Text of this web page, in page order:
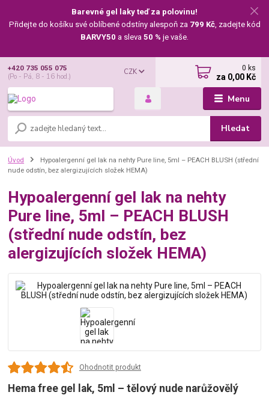
Barevné gel laky teď za polovinu!
Přidejte do košíku své oblíbené odstíny alespoň za 799 Kč, zadejte kód
BARVY50 a sleva 50 % je vaše.
Menu
CZK
Hledat
+420 735 055 075
(Po - Pá, 8 - 16 hod.)
0 ks
za 0,00 Kč
Úvod
Hypoalergenní gel lak na nehty Pure line, 5ml – PEACH BLUSH (střední
nude odstín, bez alergizujících složek HEMA)
Hypoalergenní gel lak na nehty
Pure line, 5ml – PEACH BLUSH
(střední nude odstín, bez
alergizujících složek HEMA)
Ohodnotit produkt
Hema free gel lak, 5ml – tělový nude narůžovělý